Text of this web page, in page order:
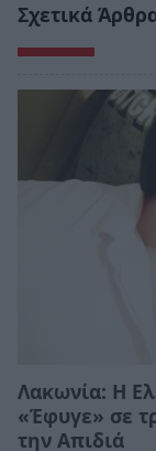
Σχετικά
Λακωνία: Η
«Έφυγε» σε
την Απιδιά